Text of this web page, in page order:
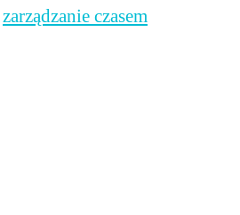
zarządzanie czasem